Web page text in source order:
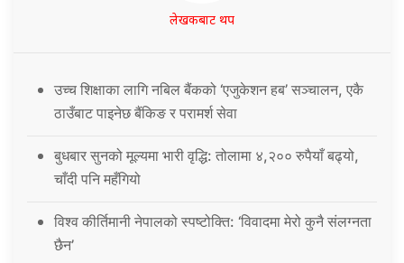
लेखकबाट थप
उच्च शिक्षाका लागि नबिल बैंकको ‘एजुकेशन हब’ सञ्चालन, एकै
ठाउँबाट पाइनेछ बैंकिङ र परामर्श सेवा
बुधबार सुनको मूल्यमा भारी वृद्धि: तोलामा ४,२०० रुपैयाँ बढ्यो,
चाँदी पनि महँगियो
विश्व कीर्तिमानी नेपालको स्पष्टोक्ति: ‘विवादमा मेरो कुनै संलग्नता
छैन’